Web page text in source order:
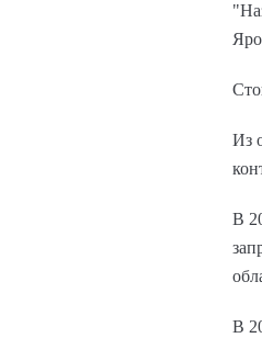
Из
В
В